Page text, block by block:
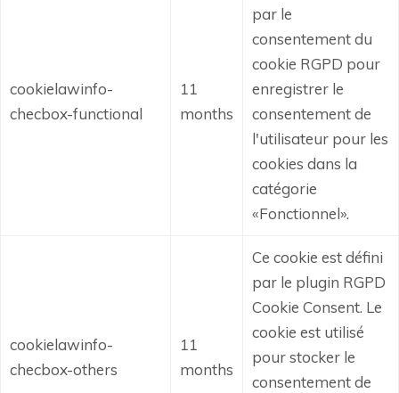
cookielawinfo-
checbox-functional
11
months
par le
consentement du
cookie RGPD pour
enregistrer le
consentement de
l'utilisateur pour les
cookies dans la
catégorie
«Fonctionnel».
cookielawinfo-
checbox-others
11
months
Ce cookie est défini
par le plugin RGPD
Cookie Consent. Le
cookie est utilisé
pour stocker le
consentement de